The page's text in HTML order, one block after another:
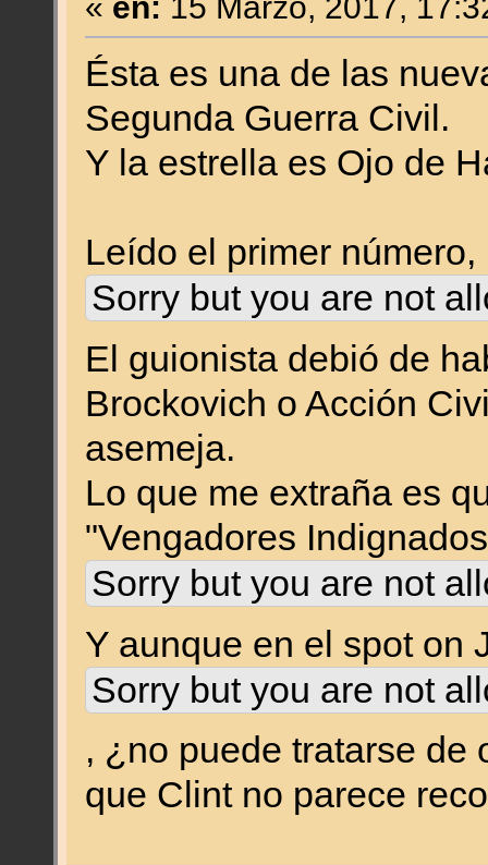
« en: 15 Marzo, 2017,
Ésta es una de las
Segunda Guerra Civil.
Y la estrella es Ojo de
Leído el primer número,
Sorry but you are not
El guionista debió de
Brockovich o Acción
asemeja.
Lo que me extraña es
"Vengadores
Sorry but you are not
Y aunque en el spot on
Sorry but you are not
, ¿no puede tratarse de
que Clint no parece